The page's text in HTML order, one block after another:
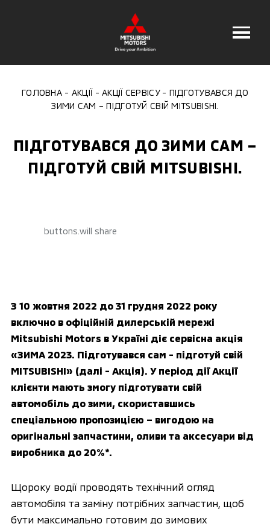
ГОЛОВНА АКЦІЇ АКЦІЇ СЕРВІСУ
ПІДГОТУВАВСЯ ДО
ЗИМИ САМ – ПІДГОТУЙ СВІЙ MITSUBISHI.
ПІДГОТУВАВСЯ ДО ЗИМИ САМ –
ПІДГОТУЙ СВІЙ MITSUBISHI.
buttons.will share
З 10 жовтня 2022 до 31 грудня 2022 року
включно в офіційній дилерській мережі
Mitsubishi Motors в Україні діє сервісна акція
«ЗИМА 2023. Підготувався сам - підготуй свій
MITSUBISHI» (далі - Акція). У період дії Акції
клієнти мають змогу підготувати свій
автомобіль до зими, скориставшись
спеціальною пропозицією – вигодою на
оригінальні запчастини, оливи та аксесуари від
виробника до 20%*.
Щороку водії проводять технічний огляд
автомобіля та заміну потрібних запчастин, щоб
бути максимально готовим до зимових